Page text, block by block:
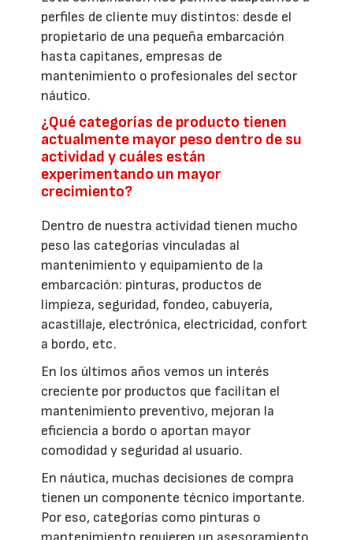
perfiles de cliente muy distintos: desde el
propietario de una pequeña embarcación
hasta capitanes, empresas de
mantenimiento o profesionales del sector
náutico.
¿Qué categorías de producto tienen
actualmente mayor peso dentro de su
actividad y cuáles están
experimentando un mayor
crecimiento?
Dentro de nuestra actividad tienen mucho
peso las categorías vinculadas al
mantenimiento y equipamiento de la
embarcación: pinturas, productos de
limpieza, seguridad, fondeo, cabuyería,
acastillaje, electrónica, electricidad, confort
a bordo, etc.
En los últimos años vemos un interés
creciente por productos que facilitan el
mantenimiento preventivo, mejoran la
eficiencia a bordo o aportan mayor
comodidad y seguridad al usuario.
En náutica, muchas decisiones de compra
tienen un componente técnico importante.
Por eso, categorías como pinturas o